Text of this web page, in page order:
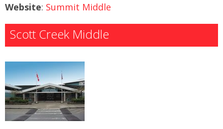
Website: Summit Middle
Scott Creek Middle